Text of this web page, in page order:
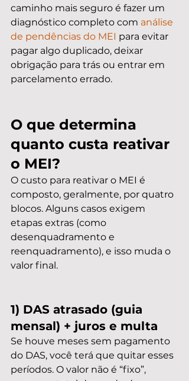
caminho mais seguro é fazer um
diagnóstico completo com análise
de pendências do MEI para evitar
pagar algo duplicado, deixar
obrigação para trás ou entrar em
parcelamento errado.
O que determina
quanto custa reativar
o MEI?
O custo para reativar o MEI é
composto, geralmente, por quatro
blocos. Alguns casos exigem
etapas extras (como
desenquadramento e
reenquadramento), e isso muda o
valor final.
1) DAS atrasado (guia
mensal) + juros e multa
Se houve meses sem pagamento
do DAS, você terá que quitar esses
períodos. O valor não é “fixo”,